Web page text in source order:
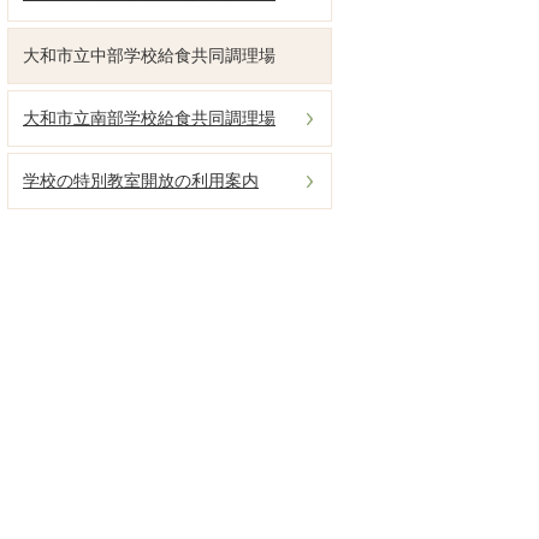
大和市立中部学校給食共同調理場
大和市立南部学校給食共同調理場
学校の特別教室開放の利用案内